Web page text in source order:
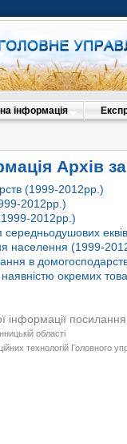
інформація
Архів
(1999-2012рр.)
2012рр.)
2012рр.)
середньодушових
населення (1999-
в
окремих
інформації
області
технологій Головного